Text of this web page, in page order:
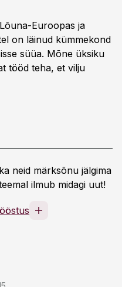
Euroopas ja
on läinud kümmekond
süüa. Mõne üksiku
tööd teha, et vilju
neid märksõnu jälgima
ilmub midagi uut!